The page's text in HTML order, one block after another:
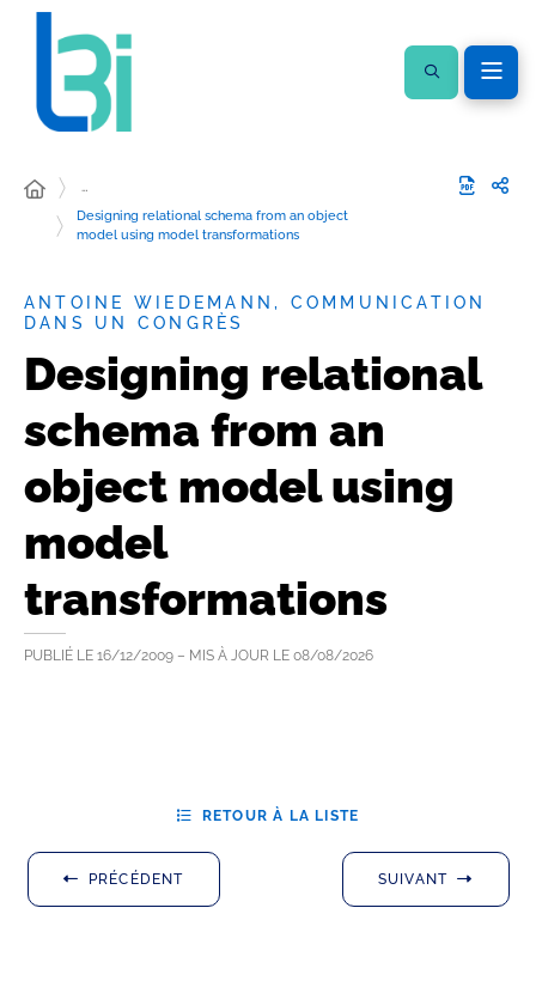
…
Designing relational schema from an object
model using model transformations
ANTOINE WIEDEMANN, COMMUNICATION
DANS UN CONGRÈS
Designing relational
schema from an
object model using
model
transformations
PUBLIÉ LE 16/12/2009 – MIS À JOUR LE 08/08/2026
PRÉCÉDENT
RETOUR À LA LISTE
SUIVANT